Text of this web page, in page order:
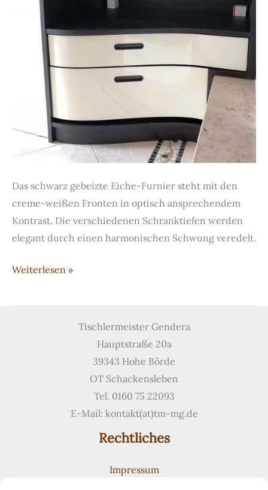
Das schwarz gebeizte Eiche-Furnier steht mit den
creme-weißen Fronten in optisch ansprechendem
Kontrast. Die verschiedenen Schranktiefen werden
elegant durch einen harmonischen Schwung veredelt.
Garderobe
geschwungener
Weiterlesen »
Tischlermeister Gendera
Hauptstraße 20a
39343 Hohe Börde
OT Schackensleben
Tel. 0160 75 22093
E-Mail: kontakt(at)tm-mg.de
Rechtliches
Impressum